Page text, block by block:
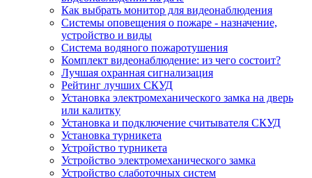
Как выбрать монитор для видеонаблюдения
Системы оповещения о пожаре - назначение,
устройство и виды
Система водяного пожаротушения
Комплект видеонаблюдение: из чего состоит?
Лучшая охранная сигнализация
Рейтинг лучших СКУД
Установка электромеханического замка на дверь
или калитку
Установка и подключение считывателя СКУД
Установка турникета
Устройство турникета
Устройство электромеханического замка
Устройство слаботочных систем